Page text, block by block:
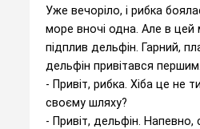
Уже вечоріло, і рибка
море вночі одна. Але в цей
підплив дельфін. Гарний,
дельфін привітався першим.
- Привіт, рибка. Хіба це не
своєму шляху?
- Привіт, дельфін. Напевно,